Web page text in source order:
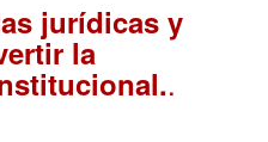
jurídicas y
la
.